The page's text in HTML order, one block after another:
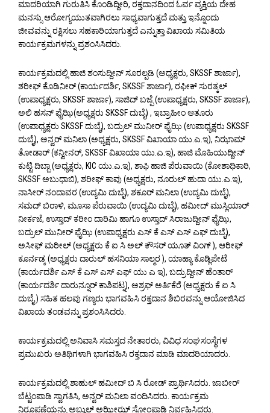
ಮಾದರಿಯಾಗಿ ಗುರುತಿಸಿ ಕೊಂಡಿದ್ದೀರಿ, ರಕ್ತದಾನದಿಂದ ಓರ್ವ ವ್ಯಕ್ತಿಯ ದೇಹ
ಮನಸ್ಸು ಆರೋಗ್ಯಯುತವಾಗಿರಲು ಸಾಧ್ಯವಾಗುತ್ತದೆ ಮತ್ತು ಇನ್ನೊಂದು
ಜೀವವನ್ನು ರಕ್ಷಿಸಲು ಸಹಕಾರಿಯಾಗುತ್ತದೆ ಎನ್ನುತ್ತಾ ವಿಖಾಯ ಸಮಿತಿಯ
ಕಾರ್ಯಕ್ರಮಗಳನ್ನು ಪ್ರಶಂಸಿಸಿದರು.
ಕಾರ್ಯಕ್ರಮದಲ್ಲಿ ಹಾಜಿ ಶಂಸುದ್ದೀನ್ ಸೂರಲ್ಪಡಿ (ಅಧ್ಯಕ್ಷರು, SKSSF ಶಾರ್ಜಾ),
ಶರೀಫ್ ಕೊಡಿನೀರ್ (ಕಾರ್ಯದರ್ಶಿ, SKSSF ಶಾರ್ಜಾ), ರಫೀಕ್ ಸುರತ್ಕಲ್
(ಉಪಾಧ್ಯಕ್ಷರು, SKSSF ಶಾರ್ಜಾ), ಸಾಜಿದ್ ಬಜ್ಪೆ (ಉಪಾಧ್ಯಕ್ಷರು, SKSSF ಶಾರ್ಜಾ),
ಅಲಿ ಹಸನ್ ಫೈಝಿ(ಅಧ್ಯಕ್ಷರು SKSSF ದುಬೈ) , ಇಬ್ರಾಹೀಂ ಆತೂರು
(ಉಪಾಧ್ಯಕ್ಷರು SKSSF ದುಬೈ), ಬದ್ರುಲ್ ಮುನೀರ್ ಫೈಝಿ (ಉಪಾಧ್ಯಕ್ಷರು SKSSF
ದುಬೈ), ಅನ್ವರ್ ಮನಿಲಾ (ಅಧ್ಯಕ್ಷರು, SKSSF ವಿಖಾಯಾ ಯು.ಎ.ಇ), ನಿಝಾಮ್
ತೋಡಾರ್ (ಕನ್ವೀನರ್, SKSSF ವಿಖಾಯಾ ಯು.ಎ.ಇ), ಹಾಜಿ ಮೊಹಿಯುದ್ದೀನ್
ಕುಟ್ಟಿ ದಿಬ್ಬಾ (ಅಧ್ಯಕ್ಷರು, KIC ಯು.ಎ.ಇ), ಶಾಫಿ ಹಾಜಿ ಪೆರುವಾಯಿ (ಕೋಶಾಧಿಕಾರಿ,
SKSSF ಅಬುಧಾಬಿ), ಶರೀಫ್ ಕಾವು (ಅಧ್ಯಕ್ಷರು, ನೂರುಲ್ ಹುದಾ ಯು.ಎ.ಇ),
ನಾಸೀರ್ ನಂದಾವರ (ಉದ್ಯಮಿ ದುಬೈ), ಶಕೂರ್ ಮನಿಲಾ (ಉದ್ಯಮಿ ದುಬೈ),
ಸಮದ್ ಬಿರಾಳಿ, ಮೂಸಾ ಪೆರುವಾಯಿ (ಉದ್ಯಮಿ ದುಬೈ), ಹಮೀದ್ ಮುಸ್ಲಿಯಾರ್
ನೀರ್ಕಜೆ, ಉಸ್ತಾದ್ ಕರೀಂ ದಾರಿಮಿ ಹಾಗೂ ಉಸ್ತಾದ್ ಸಿರಾಜುದ್ದೀನ್ ಫೈಝಿ,
ಬದ್ರುಲ್ ಮುನೀರ್ ಫೈಝಿ (ಉಪಾಧ್ಯಕ್ಷರು ಎಸ್ ಕೆ ಎಸ್ ಎಸ್ ಎಫ್ ದುಬೈ),
ಅಸೀಫ್ ಮರೀಲ್ (ಅಧ್ಯಕ್ಷರು ಕೆ ಐ ಸಿ ಅಲ್ ಕೌಸರ್ ಯೂತ್ ವಿಂಗ್ ), ಆರೀಫ್
ಕೂರ್ನಡ್ಕ (ಅಧ್ಯಕ್ಷರು ದಾರುಲ್ ಹಸನಿಯಾ ಸಾಲ್ಮರ ), ಯಾಹ್ಯಾ ಕೊಡ್ಲಿಪೇಟೆ
(ಕಾರ್ಯದರ್ಶಿ ಎಸ್ ಕೆ ಎಸ್ ಎಸ್ ಎಫ್ ಯು ಎ ಇ), ಬದ್ರುದ್ದೀನ್ ಹೆಂತಾರ್
(ಕಾರ್ಯದರ್ಶಿ ದಾರುನ್ನೂರ್ ಕಾಶಿಪಟ್ನ), ಅಶ್ರಫ್ ಅರ್ತಿಕೆರೆ (ಅಧ್ಯಕ್ಷರು ಕೆ ಐ ಸಿ
ದುಬೈ ) ಸಹಿತ ಹಲವು ಗಣ್ಯರು ಭಾಗವಹಿಸಿ ರಕ್ತದಾನ ಶಿಬಿರವನ್ನು ಆಯೋಜಿಸಿದ
ವಿಖಾಯ ತಂಡವನ್ನು ಪ್ರಶಂಸಿಸಿದರು.
ಕಾರ್ಯಕ್ರಮದಲ್ಲಿ ಅನಿವಾಸಿ ಸಮಸ್ತದ ನೇತಾರರು, ವಿವಿಧ ಸಂಘಸಂಸ್ಥೆಗಳ
ಪ್ರಮುಖರು ಅತಿಥಿಗಳಾಗಿ ಭಾಗವಹಿಸಿ ರಕ್ತದಾನ ಮಾಡಿ ಮಾದರಿಯಾದರು.
ಕಾರ್ಯಕ್ರಮದಲ್ಲಿ ಶಾಹುಲ್ ಹಮೀದ್ ಬಿ ಸಿ ರೋಡ್ ಪ್ರಾರ್ಥಿಸಿದರು. ಜಾಬೀರ್
ಬೆಟ್ಟಂಪಾಡಿ ಸ್ವಾಗತಿಸಿ, ಅನ್ವರ್ ಮನಿಲಾ ವಂದಿಸಿದರು. ಕಾರ್ಯಕ್ರಮ
ನಿರೂಪಣೆಯನ್ನು ಅಬ್ದುಲ್ ಅಝೀಝ್ ಸೋಂಪಾಡಿ ನಿರ್ವಹಿಸಿದರು.